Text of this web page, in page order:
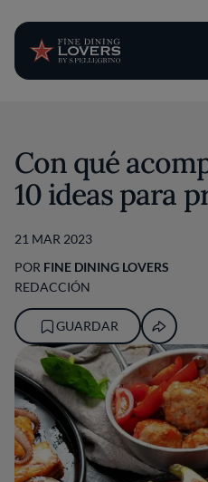
Con qué
10 ideas para
21 MAR 2023
POR FINE DINING LOVERS
REDACCIÓN
GUARDAR